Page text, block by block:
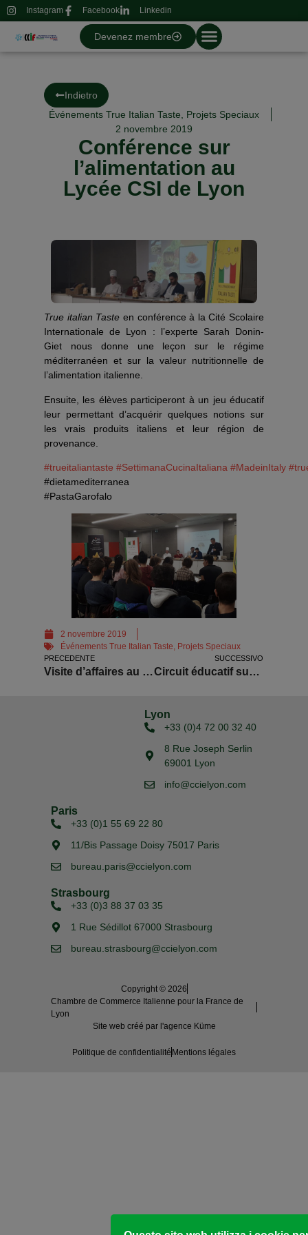
Instagram Facebook Linkedin
Devenez membre
Indietro
Événements True Italian Taste
Projets Speciaux
2 novembre 2019
Conférence sur
l’alimentation au
Lycée CSI de Lyon
True italian Taste en conférence à la Cité Scolaire
Internationale de Lyon : l’experte Sarah Donin-
Giet nous donne une leçon sur le régime
méditerranéen et sur la valeur nutritionnelle de
l’alimentation italienne.
Ensuite, les élèves participeront à un jeu éducatif
leur permettant d’acquérir quelques notions sur
les vrais produits italiens et leur région de
provenance.
#trueitaliantaste #SettimanaCucinaItaliana #MadeinItaly
#dietamediterranea
#PastaGarofalo
2 novembre 2019
Événements True Italian Taste, Projets Speciaux
PRECEDENTE
Visite d’affaires au Villaggio Coldiretti Bologna
SUCCESSIVO
Circuit éducatif sur la gastronomie et le vin au Puglia
Lyon
+33 (0)4 72 00 32 40
8 Rue Joseph Serlin
69001 Lyon
info@ccielyon.com
Paris
+33 (0)1 55 69 22 80
11/Bis Passage Doisy 75017 Paris
bureau.paris@ccielyon.com
Strasbourg
+33 (0)3 88 37 03 35
1 Rue Sédillot 67000 Strasbourg
bureau.strasbourg@ccielyon.com
Copyright © 2026
Chambre de Commerce Italienne pour la France de
Lyon
Site web créé par l'agence Küme
Politique de confidentialité Mentions légales